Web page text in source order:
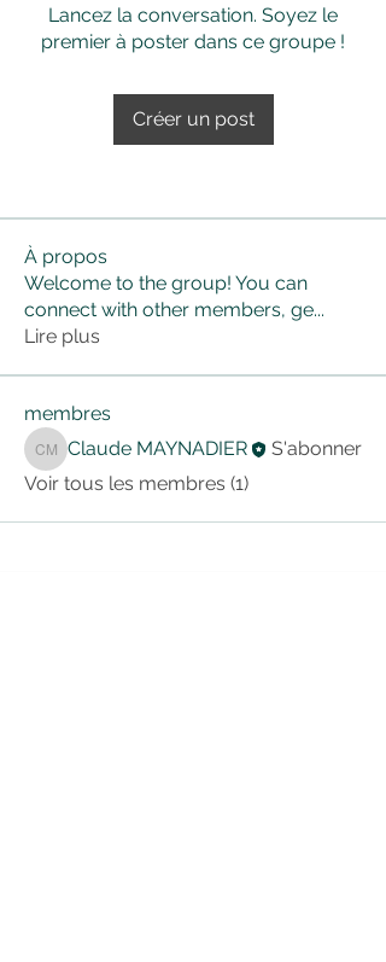
Lancez la conversation. Soyez le
premier à poster dans ce groupe !
Créer un post
À propos
Welcome to the group! You can
connect with other members, ge...
Lire plus
membres
Claude MAYNADIER
Claude MAYNADIER
S'abonner
Voir tous les membres (1)